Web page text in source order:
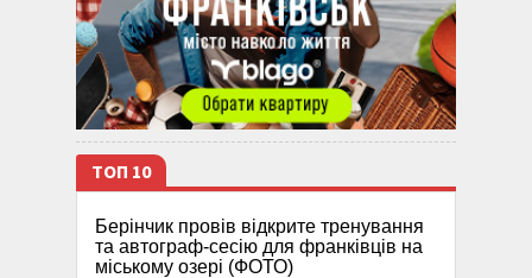
ТОП 10
Берінчик провів відкрите тренування
та автограф-сесію для франківців на
міському озері (ФОТО)